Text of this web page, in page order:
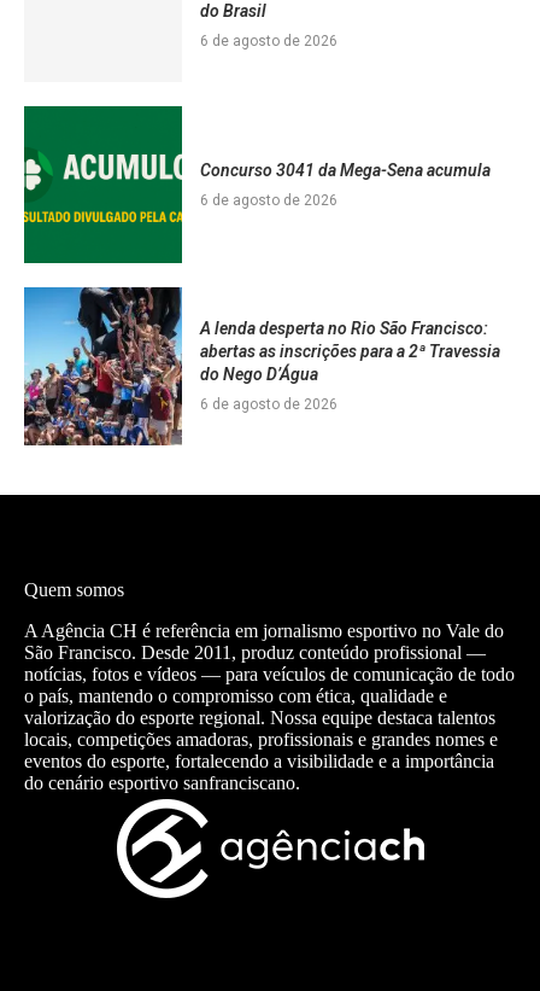
do Brasil
6 de agosto de 2026
Concurso 3041 da Mega-Sena acumula
6 de agosto de 2026
A lenda desperta no Rio São Francisco:
abertas as inscrições para a 2ª Travessia
do Nego D’Água
6 de agosto de 2026
Quem somos
A Agência CH é referência em jornalismo esportivo no Vale do
São Francisco. Desde 2011, produz conteúdo profissional —
notícias, fotos e vídeos — para veículos de comunicação de todo
o país, mantendo o compromisso com ética, qualidade e
valorização do esporte regional. Nossa equipe destaca talentos
locais, competições amadoras, profissionais e grandes nomes e
eventos do esporte, fortalecendo a visibilidade e a importância
do cenário esportivo sanfranciscano.